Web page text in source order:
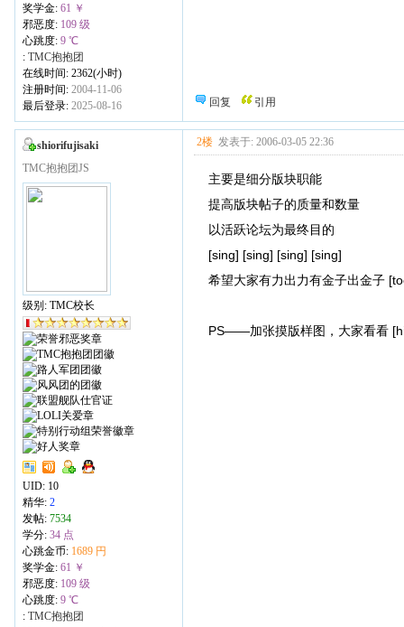
奖学金: 61 ￥
邪恶度: 109 级
心跳度: 9 ℃
: TMC抱抱团
在线时间: 2362(小时)
注册时间: 2004-11-06
最后登录: 2025-08-16 回复 引用
shiorifujisaki
TMC抱抱团JS
级别: TMC校长
UID: 10
精华: 2
发帖: 7534
学分: 34 点
心跳金币: 1689 円
奖学金: 61 ￥
邪恶度: 109 级
心跳度: 9 ℃
: TMC抱抱团
2楼 发表于: 2006-03-05 22:36
主要是细分版块职能
提高版块帖子的质量和数量
以活跃论坛为最终目的
[sing] [sing] [sing] [sing]
希望大家有力出力有金子出金子
PS——加张摸版样图，大家看看